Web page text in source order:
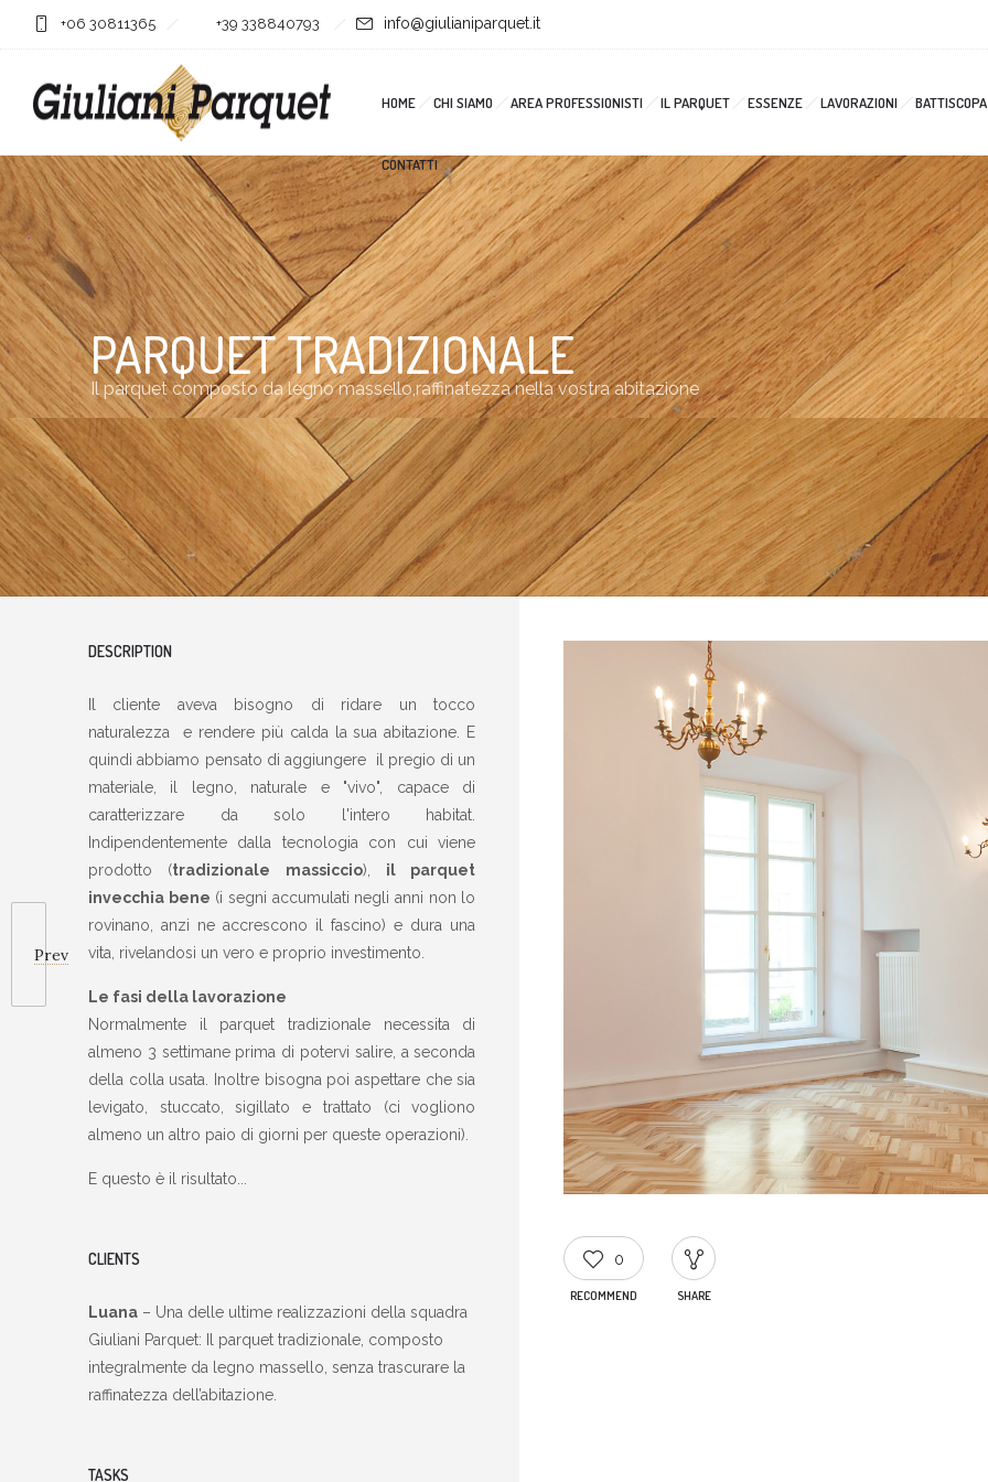
+06 30811365 +39 338840793 info@giulianiparquet.it
HOME CHI SIAMO AREA PROFESSIONISTI IL PARQUET ESSENZE LAVORAZIONI
CONTATTI
PARQUET TRADIZIONALE
Il parquet composto da legno massello,raffinatezza nella vostra abitazione
Prev
0
RECOMMEND SHARE
DESCRIPTION
Il cliente aveva bisogno di ridare un tocco
naturalezza e rendere più calda la sua abitazione. E
quindi abbiamo pensato di aggiungere il pregio di un
materiale, il legno, naturale e "vivo", capace di
caratterizzare da solo l'intero habitat.
Indipendentemente dalla tecnologia con cui viene
prodotto (tradizionale massiccio), il parquet
invecchia bene (i segni accumulati negli anni non lo
rovinano, anzi ne accrescono il fascino) e dura una
vita, rivelandosi un vero e proprio investimento.
Le fasi della lavorazione
Normalmente il parquet tradizionale necessita di
almeno 3 settimane prima di potervi salire, a seconda
della colla usata. Inoltre bisogna poi aspettare che sia
levigato, stuccato, sigillato e trattato (ci vogliono
almeno un altro paio di giorni per queste operazioni).
E questo è il risultato...
CLIENTS
Luana – Una delle ultime realizzazioni della squadra
Giuliani Parquet: Il parquet tradizionale, composto
integralmente da legno massello, senza trascurare la
raffinatezza dell’abitazione.
TASKS